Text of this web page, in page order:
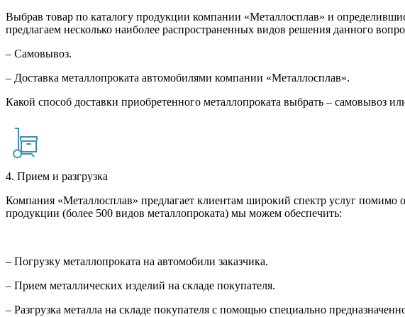
Выбрав товар по каталогу продукции компании «Металлосплав» и
предлагаем несколько наиболее распространенных видов решения данного
– Самовывоз.
– Доставка металлопроката автомобилями компании «Металлосплав».
Какой способ доставки приобретенного металлопроката выбрать – самовывоз
4. Прием и разгрузка
Компания «Металлосплав» предлагает клиентам широкий спектр услуг помимо
продукции (более 500 видов металлопроката) мы можем обеспечить:
– Погрузку металлопроката на автомобили заказчика.
– Прием металлических изделий на складе покупателя.
– Разгрузка металла на складе покупателя с помощью специально